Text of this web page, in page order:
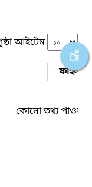
আইটেম
ফাইল
কোনো তথ্য পাওয়া